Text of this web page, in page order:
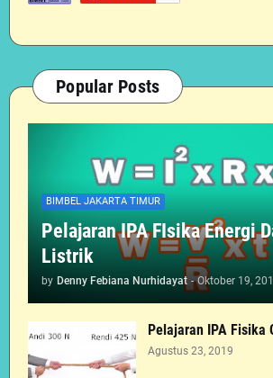
Popular Posts
BIMBEL JAKARTA TIMUR
Pelajaran IPA FIsika Energi
Listrik
by Denny Febiana Nurhidayat - Oktober 19,
Pelajaran IPA Fisika
Agustus 23, 2019